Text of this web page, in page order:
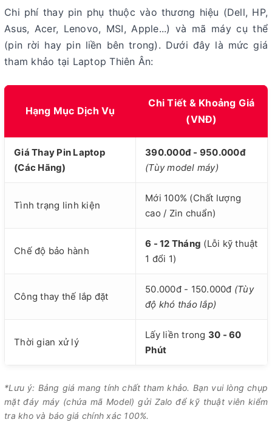
Chi phí thay pin phụ thuộc vào thương hiệu (Dell, HP,
Asus, Acer, Lenovo, MSI, Apple...) và mã máy cụ thể
(pin rời hay pin liền bên trong). Dưới đây là mức giá
tham khảo tại Laptop Thiên Ân:
Hạng Mục Dịch Vụ
Chi Tiết & Khoảng Giá
(VNĐ)
Giá Thay Pin Laptop
(Các Hãng)
390.000đ - 950.000đ
(Tùy model máy)
Tình trạng linh kiện
Mới 100% (Chất lượng
cao / Zin chuẩn)
Chế độ bảo hành
6 - 12 Tháng (Lỗi kỹ thuật
1 đổi 1)
Công thay thế lắp đặt
50.000đ - 150.000đ (Tùy
độ khó tháo lắp)
Thời gian xử lý
Lấy liền trong 30 - 60
Phút
*Lưu ý: Bảng giá mang tính chất tham khảo. Bạn vui lòng chụp
mặt đáy máy (chứa mã Model) gửi Zalo để kỹ thuật viên kiểm
tra kho và báo giá chính xác 100%.